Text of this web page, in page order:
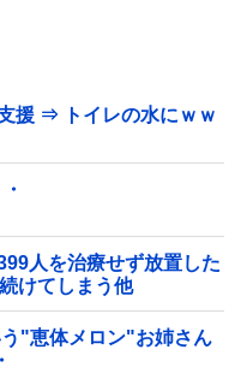
援 ⇒ トイレの水にｗｗ
人を治療せず放置した
けてしまう他
う"恵体メロン"お姉さん